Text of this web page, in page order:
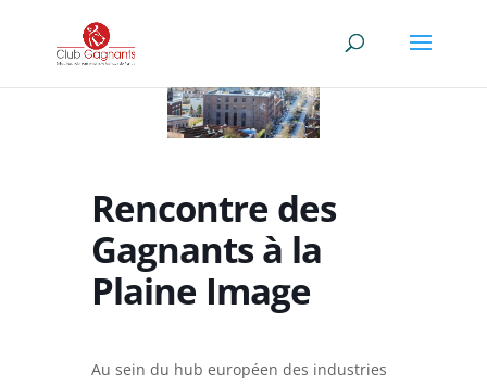
Rencontre des
Gagnants à la
Plaine Image
Au sein du hub européen des industries